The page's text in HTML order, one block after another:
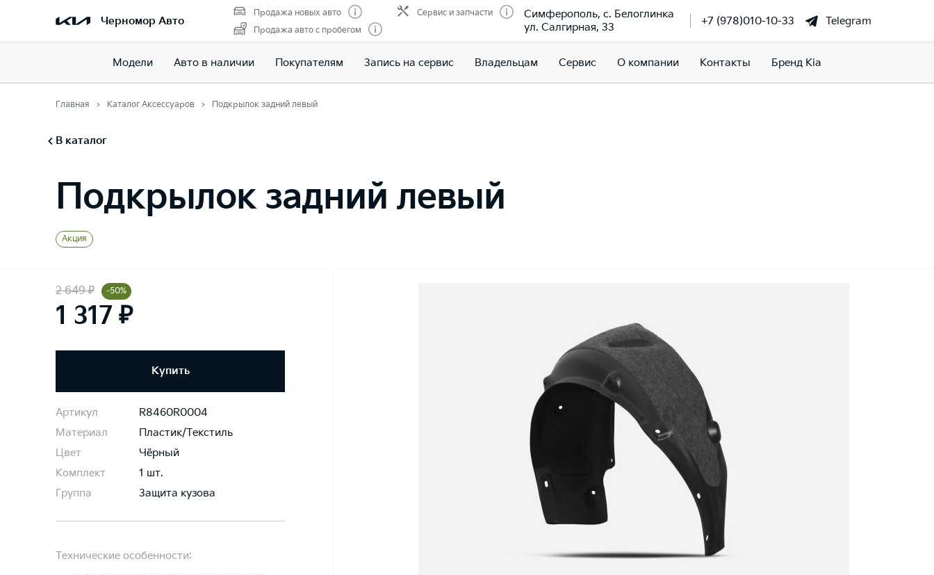
Черномор Авто
Продажа новых авто
Продажа авто с пробегом
Сервис и запчасти
Симферополь, с. Белоглинка
ул. Салгирная, 33
+7 (978)010-10-33 Telegram
Модели Авто в наличии Покупателям Запись на сервис Владельцам Сервис О компании Контакты Бренд Kia
Главная Каталог Аксессуаров Подкрылок задний левый
В каталог
Подкрылок задний левый
Акция
2 649 ₽ -50%
1 317 ₽
Купить
Артикул
R8460R0004
Материал
Пластик/Текстиль
Цвет
Чёрный
Комплект
1 шт.
Группа
Защита кузова
Технические особенности: